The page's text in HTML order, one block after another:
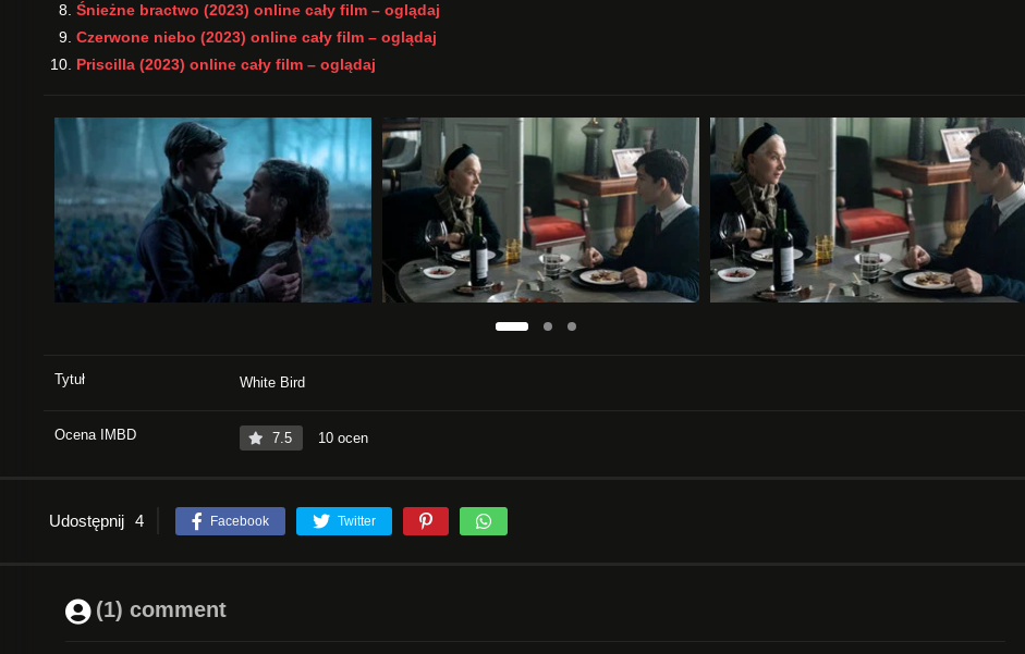
Śnieżne bractwo (2023) online cały film – oglądaj
Czerwone niebo (2023) online cały film – oglądaj
Priscilla (2023) online cały film – oglądaj
Tytuł White Bird
Ocena IMBD 7.5 10 ocen
Udostępnij 4 Facebook Twitter
(1) comment